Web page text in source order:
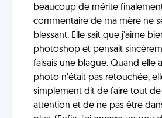
beaucoup de mérite
commentaire de ma mère ne
blessant. Elle sait que j'aime
photoshop et pensait
faisais une blague. Quand elle
photo n'était pas retouchée,
simplement dit de faire tout
attention et de ne pas être